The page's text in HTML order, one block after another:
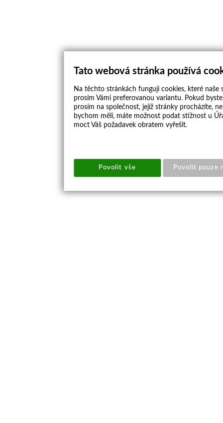
Tato webová stránka používá
Na těchto stránkách fungují cookies, které
prosím Vámi preferovanou variantu. Pokud
prosím na společnost, jejíž stránky procházíte,
bychom měli, máte možnost podat stížnost u
moct Váš požadavek obratem vyřešit.
Povolit vše Povolit pouze